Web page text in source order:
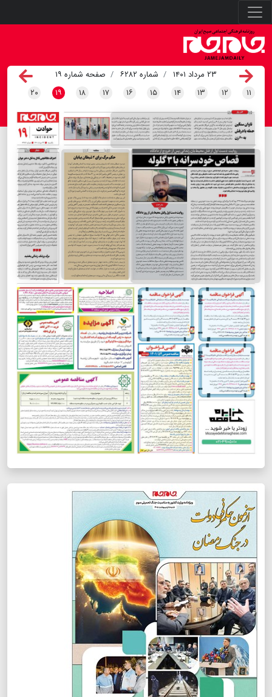
۲۳ مرداد ۱۴۰۱ شماره ۶۲۸۲
صفحه شماره ۱۹
۱۱ ۱۲ ۱۳ ۱۴ ۱۵ ۱۶ ۱۷ ۱۸ ۱۹ ۲۰